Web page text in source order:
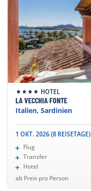
HOTEL
LA VECCHIA FONTE
Italien, Sardinien
1 OKT. 2026 (8 REISETAGE)
Flug
Transfer
Hotel
ab Preis pro Person